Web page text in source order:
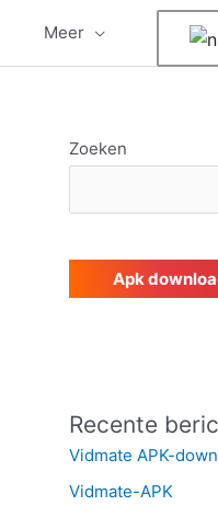
Meer
Zoeken
Apk
Recente
Vidmate APK-
Vidmate-APK